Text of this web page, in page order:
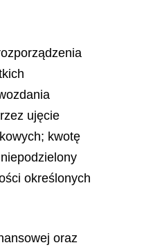
ujęcie
kwotę
określonych
oraz